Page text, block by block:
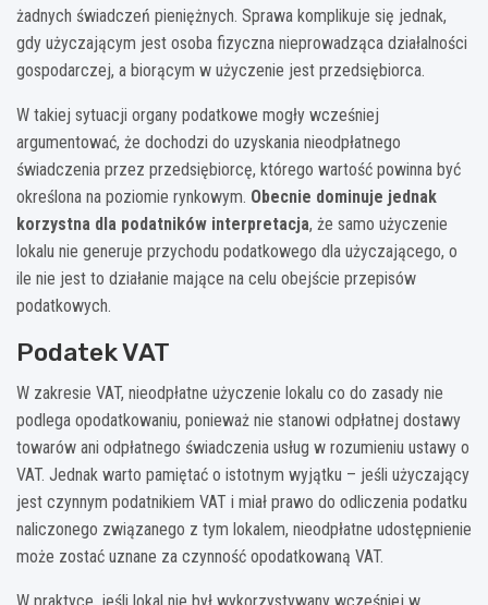
żadnych świadczeń pieniężnych. Sprawa komplikuje się jednak,
gdy użyczającym jest osoba fizyczna nieprowadząca działalności
gospodarczej, a biorącym w użyczenie jest przedsiębiorca.
W takiej sytuacji organy podatkowe mogły wcześniej
argumentować, że dochodzi do uzyskania nieodpłatnego
świadczenia przez przedsiębiorcę, którego wartość powinna być
określona na poziomie rynkowym. Obecnie dominuje jednak
korzystna dla podatników interpretacja, że samo użyczenie
lokalu nie generuje przychodu podatkowego dla użyczającego, o
ile nie jest to działanie mające na celu obejście przepisów
podatkowych.
Podatek VAT
W zakresie VAT, nieodpłatne użyczenie lokalu co do zasady nie
podlega opodatkowaniu, ponieważ nie stanowi odpłatnej dostawy
towarów ani odpłatnego świadczenia usług w rozumieniu ustawy o
VAT. Jednak warto pamiętać o istotnym wyjątku – jeśli użyczający
jest czynnym podatnikiem VAT i miał prawo do odliczenia podatku
naliczonego związanego z tym lokalem, nieodpłatne udostępnienie
może zostać uznane za czynność opodatkowaną VAT.